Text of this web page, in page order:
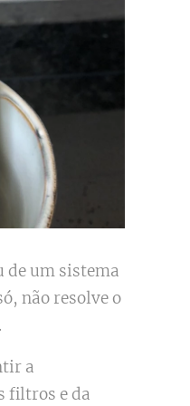
de um sistema
não resolve o
a
filtros e da